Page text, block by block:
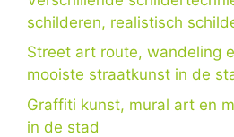
schilderen, realistisch
Street art route, wandeling
mooiste straatkunst in de
Graffiti kunst, mural art en
in de stad